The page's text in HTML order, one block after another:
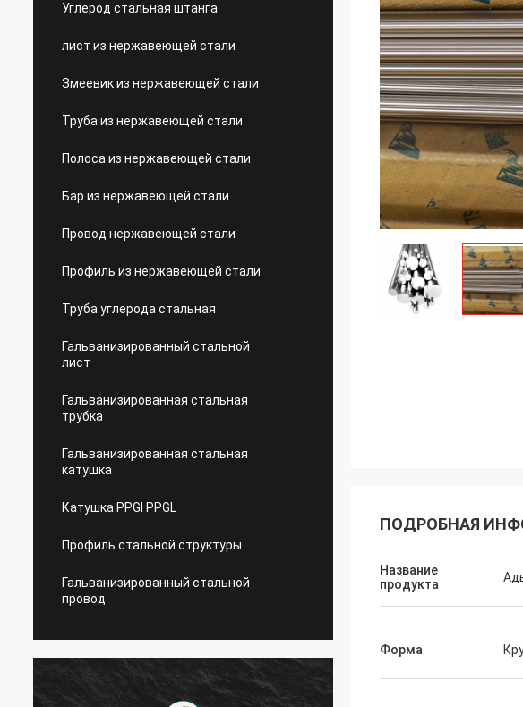
Углерод стальная штанга
лист из нержавеющей стали
Змеевик из нержавеющей стали
Труба из нержавеющей стали
Полоса из нержавеющей стали
Бар из нержавеющей стали
Провод нержавеющей стали
Профиль из нержавеющей стали
Труба углерода стальная
Гальванизированный стальной
лист
Гальванизированная стальная
трубка
Гальванизированная стальная
катушка
Катушка PPGI PPGL
Профиль стальной структуры
Гальванизированный стальной
провод
ПОДРОБНАЯ
Название
продукта
Форма